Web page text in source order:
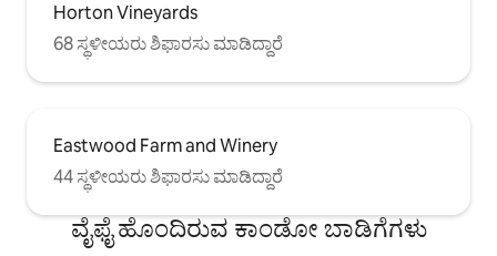
Horton Vineyards
68 ಸ್ಥಳೀಯರು ಶಿಫಾರಸು ಮಾಡಿದ್ದಾರೆ
Eastwood Farm and Winery
44 ಸ್ಥಳೀಯರು ಶಿಫಾರಸು ಮಾಡಿದ್ದಾರೆ
ವೈಫೈ ಹೊಂದಿರುವ ಕಾಂಡೋ ಬಾಡಿಗೆಗಳು